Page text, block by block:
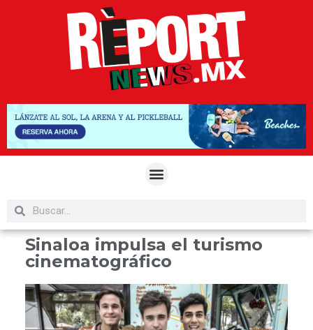
Sinaloa impulsa el turismo
cinematográfico